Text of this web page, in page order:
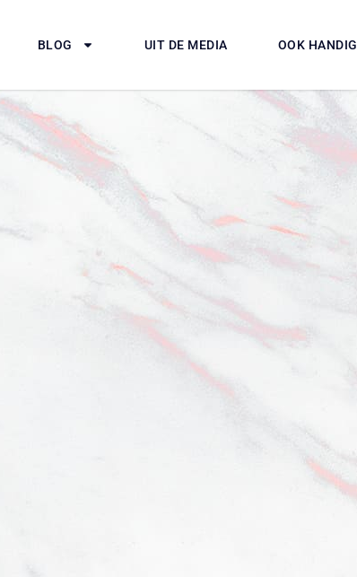
BLOG UIT DE MEDIA OOK HANDIG